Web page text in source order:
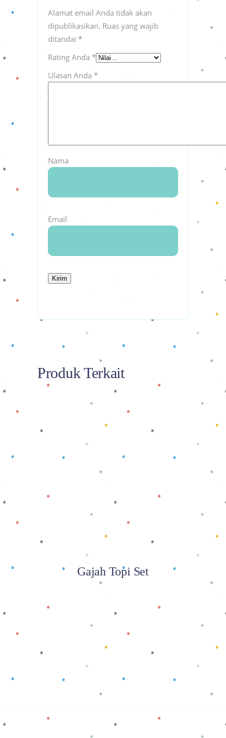
Alamat email Anda tidak akan
dipublikasikan. Ruas yang wajib
ditandai *
Rating Anda *
Ulasan Anda *
Nama
Email
Produk Terkait
Baca selengkapnya
Gajah Topi Set
Baca selengkapnya